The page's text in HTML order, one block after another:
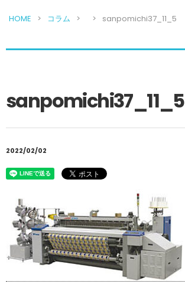
HOME コラム sanpomichi37_11_5
sanpomichi37_11_5
2022/02/02